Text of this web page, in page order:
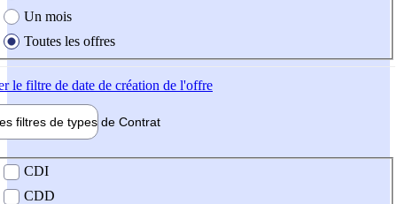
Un mois
Toutes les offres
le filtre de date de création de l'offre
filtres de types de Contrat
contrat
CDI
CDD